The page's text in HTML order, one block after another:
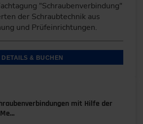
"Schraubenverbindung"
der Schraubtechnik aus
und Prüfeinrichtungen.
DETAILS & BUCHEN
mit Hilfe der